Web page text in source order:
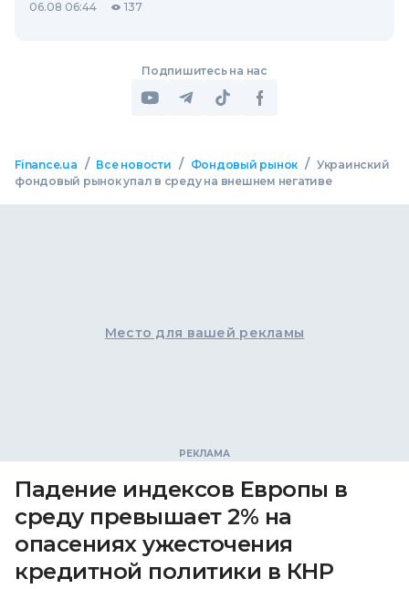
06.08 06:44 137
Подпишитесь на нас
Finance.ua / Все новости / Фондовый рынок / Украинский
фондовый рынок упал в среду на внешнем негативе
Место для вашей рекламы
Падение индексов Европы в
среду превышает 2% на
опасениях ужесточения
кредитной политики в КНР